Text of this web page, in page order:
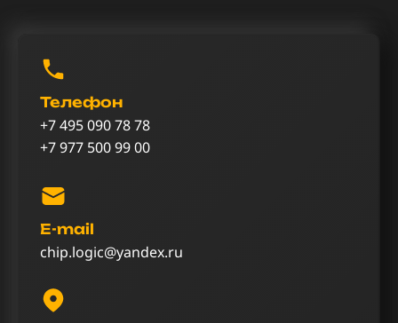
Телефон
+7 495 090 78 78
+7 977 500 99 00
E-mail
chip.logic@yandex.ru